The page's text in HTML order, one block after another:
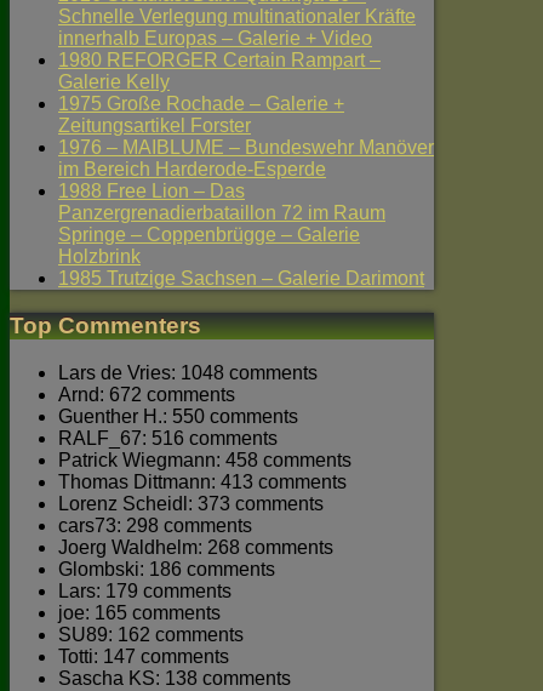
Schnelle Verlegung multinationaler Kräfte
innerhalb Europas – Galerie + Video
1980 REFORGER Certain Rampart –
Galerie Kelly
1975 Große Rochade – Galerie +
Zeitungsartikel Forster
1976 – MAIBLUME – Bundeswehr Manöver
im Bereich Harderode-Esperde
1988 Free Lion – Das
Panzergrenadierbataillon 72 im Raum
Springe – Coppenbrügge – Galerie
Holzbrink
1985 Trutzige Sachsen – Galerie Darimont
Top Commenters
Lars de Vries: 1048 comments
Arnd: 672 comments
Guenther H.: 550 comments
RALF_67: 516 comments
Patrick Wiegmann: 458 comments
Thomas Dittmann: 413 comments
Lorenz Scheidl: 373 comments
cars73: 298 comments
Joerg Waldhelm: 268 comments
Glombski: 186 comments
Lars: 179 comments
joe: 165 comments
SU89: 162 comments
Totti: 147 comments
Sascha KS: 138 comments